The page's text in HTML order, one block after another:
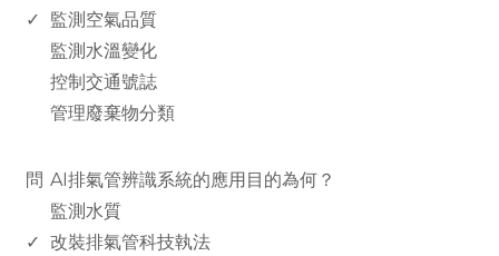
✓
監測空氣品質
監測水溫變化
控制交通號誌
管理廢棄物分類
問 AI排氣管辨識系統的應用目的為何？
監測水質
✓ 改裝排氣管科技執法